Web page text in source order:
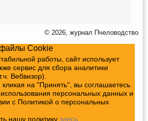
© 2026, журнал Пчеловодство
файлы Cookie
работы, сайт использует
сервис для сбора аналитики
Вебвизор).
кликая на "Принять", вы соглашаетесь
персональных данных и
с Политикой о персональных
нашу политикуздесь